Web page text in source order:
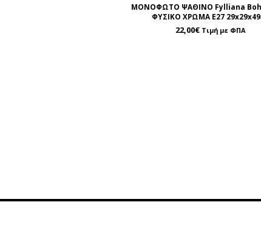
ΜΟΝΟΦΩΤΟ ΨΑΘΙΝΟ Fylliana
ΦΥΣΙΚΟ ΧΡΩΜΑ Ε27
22,00€ Τιμή με ΦΠΑ